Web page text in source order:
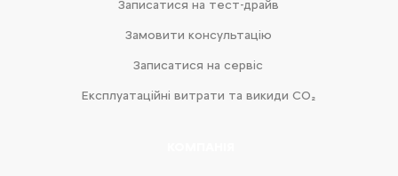
Записатися на тест-драйв
Замовити консультацію
Записатися на сервіс
Експлуатаційні витрати та викиди CO₂